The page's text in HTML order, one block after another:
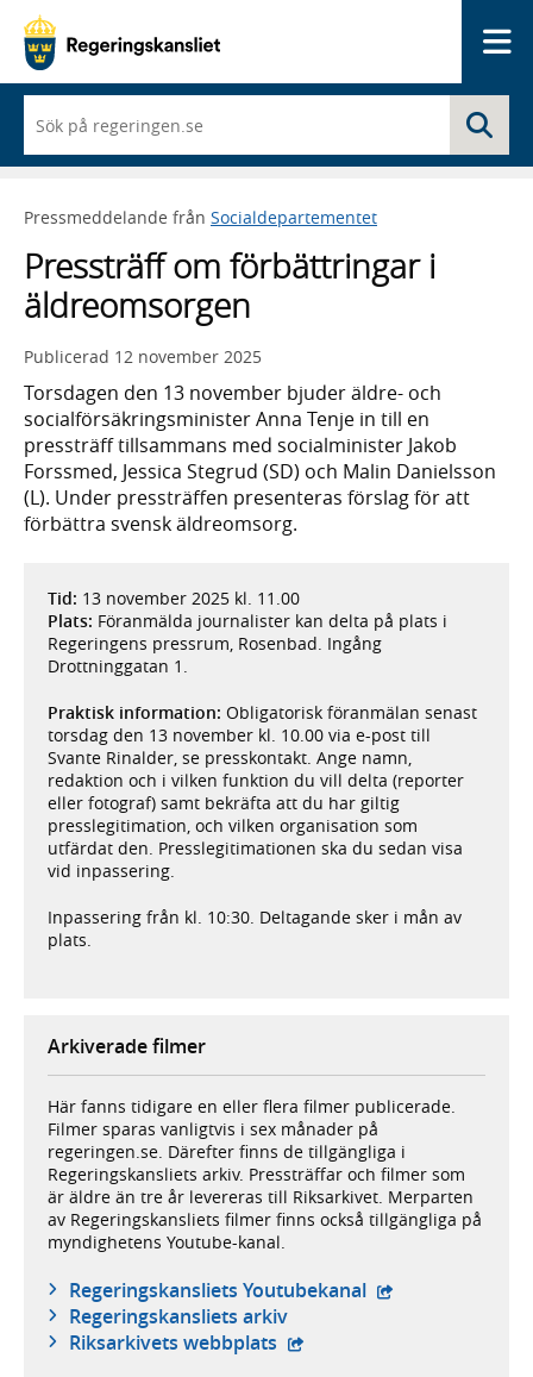
du
börjar
skriva
framträder
lista
med
sökförslag
Pressmeddelande från Socialdepartementet
Pressträff om förbättringar i
äldreomsorgen
Publicerad 12 november 2025
Torsdagen den 13 november bjuder äldre- och
socialförsäkringsminister Anna Tenje in till en
pressträff tillsammans med socialminister Jakob
Forssmed, Jessica Stegrud (SD) och Malin Danielsson
(L). Under pressträffen presenteras förslag för att
förbättra svensk äldreomsorg.
Tid: 13 november 2025 kl. 11.00
Plats: Föranmälda journalister kan delta på plats i
Regeringens pressrum, Rosenbad. Ingång
Drottninggatan 1.
Praktisk information: Obligatorisk föranmälan senast
torsdag den 13 november kl. 10.00 via e-post till
Svante Rinalder, se presskontakt. Ange namn,
redaktion och i vilken funktion du vill delta (reporter
eller fotograf) samt bekräfta att du har giltig
presslegitimation, och vilken organisation som
utfärdat den. Presslegitimationen ska du sedan visa
vid inpassering.
Inpassering från kl. 10:30. Deltagande sker i mån av
plats.
Arkiverade filmer
Här fanns tidigare en eller flera filmer publicerade.
Filmer sparas vanligtvis i sex månader på
regeringen.se. Därefter finns de tillgängliga i
Regeringskansliets arkiv. Pressträffar och filmer som
är äldre än tre år levereras till Riksarkivet. Merparten
av Regeringskansliets filmer finns också tillgängliga på
myndighetens Youtube-kanal.
Regeringskansliets Youtubekanal - extern
Regeringskansliets arkiv
Riksarkivets webbplats - extern webbplats,